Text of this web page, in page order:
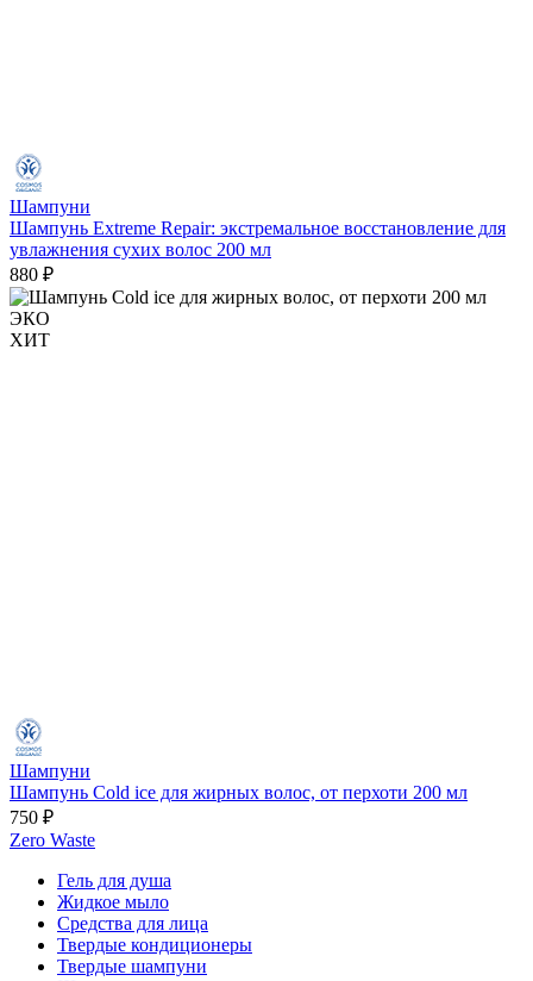
Шампуни
Шампунь Extreme Repair: экстремальное восстановление для
увлажнения сухих волос 200 мл
880 ₽
ЭКО
ХИТ
Шампуни
Шампунь Cold ice для жирных волос, от перхоти 200 мл
750 ₽
Zero Waste
Гель для душа
Жидкое мыло
Средства для лица
Твердые кондиционеры
Твердые шампуни